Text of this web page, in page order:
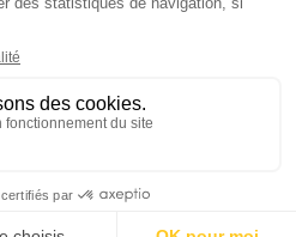
€
moins de 18 ans
de l'acheteur est exigée au
en ligne. CODE DE LA SANTÉ